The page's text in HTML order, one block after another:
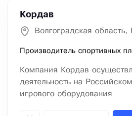
Кордав
Волгоградская область,
Производитель спортивных
Компания Кордав
деятельность на
игрового оборудования